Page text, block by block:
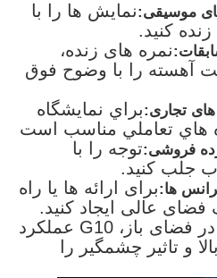
موسیقی:نمایش ها را با
کنید.
نمره های زنده،
آهسته را با وضوح فوق
های تجاری:براي نمايشگاه
هاي تعاملي مناسب است
فروشی:توجه را با
جلب کنید.
ها:برای ارائه ها یا راه
عالی ایجاد کنید.
چه در داخل خانه و چه در فضای باز، G10 عملکرد
و تاثیر چشمگیر را